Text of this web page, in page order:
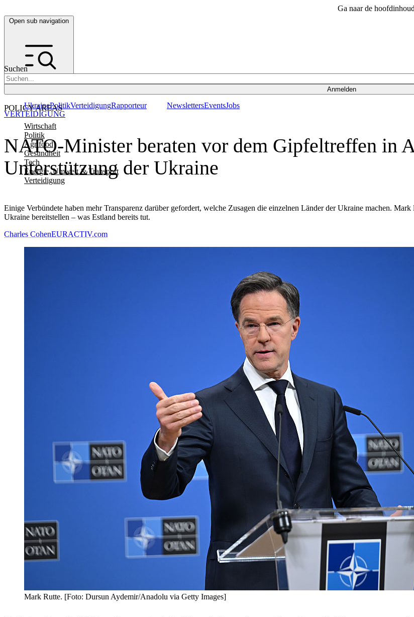
Ga naar de hoofdinhoud
Open sub navigation
Suchen
Anmelden
POLICY AREAS
Wirtschaft
Politik
Agrifood
Gesundheit
Tech
Energie, Umwelt & Transport
Verteidigung
UkrainePolitikVerteidigungRapporteur NewslettersEventsJobs
NATO-Minister beraten vor dem Gipfeltreffen in
Unterstützung der Ukraine
Einige Verbündete haben mehr Transparenz darüber gefordert, welche Zusagen die einzelnen Länder der Ukraine machen.
Ukraine bereitstellen – was Estland bereits tut.
VERTEIDIGUNG
Charles CohenEURACTIV.com
Mark Rutte. [Foto: Dursun Aydemir/Anadolu via Getty Images]